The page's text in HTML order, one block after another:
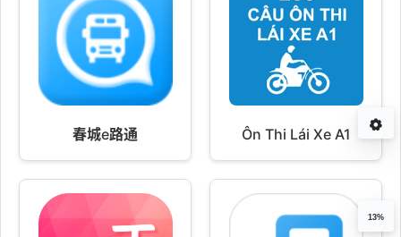
春城e路通 Ôn Thi Lái Xe A1
13%